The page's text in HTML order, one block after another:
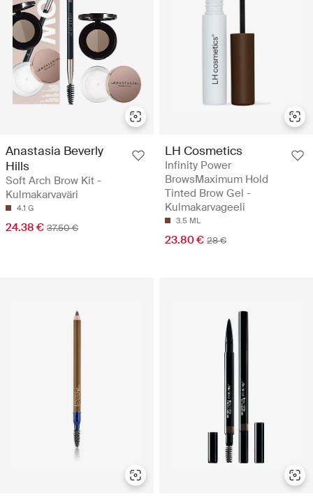
Anastasia Beverly
Hills
Soft Arch Brow Kit -
Kulmakarvaväri
4.1 G
24.38 € 37.50 €
LH Cosmetics
Infinity Power
BrowsMaximum Hold
Tinted Brow Gel -
Kulmakarvageeli
3.5 ML
23.80 € 28 €